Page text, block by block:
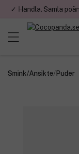
✓ Handla. Samla
Smink/Ansikte/Puder